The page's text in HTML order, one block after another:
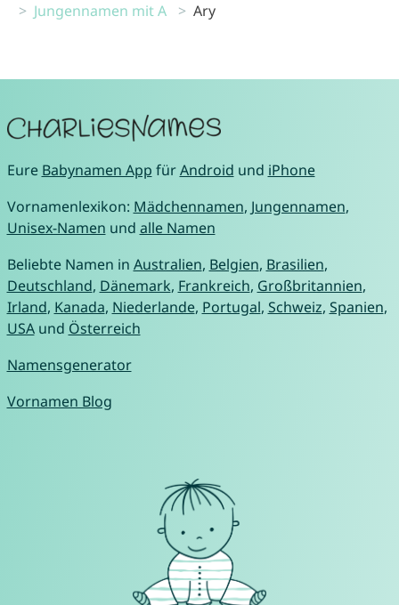
Jungennamen mit A
Ary
Eure Babynamen App fürAndroid und iPhone
Vornamenlexikon: Mädchennamen, Jungennamen,
Unisex-Namen und alle Namen
Beliebte Namen in Australien, Belgien, Brasilien,
Deutschland, Dänemark, Frankreich, Großbritannien,
Irland, Kanada, Niederlande, Portugal, Schweiz, Spanien,
USAund Österreich
Namensgenerator
Vornamen Blog